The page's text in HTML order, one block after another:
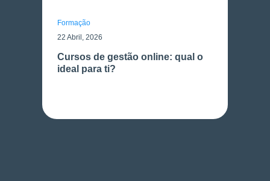
Formação
22 Abril, 2026
Cursos de gestão online: qual o
ideal para ti?